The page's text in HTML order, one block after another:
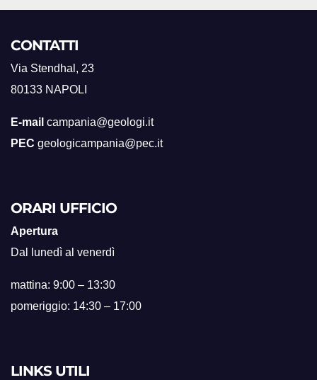
CONTATTI
Via Stendhal, 23
80133 NAPOLI
E-mail campania@geologi.it
PEC geologicampania@pec.it
ORARI UFFICIO
Apertura
Dal lunedì al venerdì
mattina: 9:00 – 13:30
pomeriggio: 14:30 – 17:00
LINKS UTILI